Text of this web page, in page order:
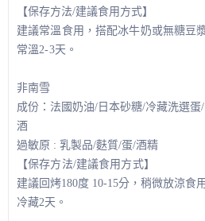
【保存方法/建議食用方式】
建議常溫食用，搭配冰牛奶或無糖豆
常溫2-3天。
非南雪
成份：法國奶油/日本砂糖/冷藏洗選
酒
過敏原 : 乳製品/麩質/蛋/酒精
【保存方法/建議食用方式】
建議回烤180度 10-15分，稍微放涼食用
冷藏2天。